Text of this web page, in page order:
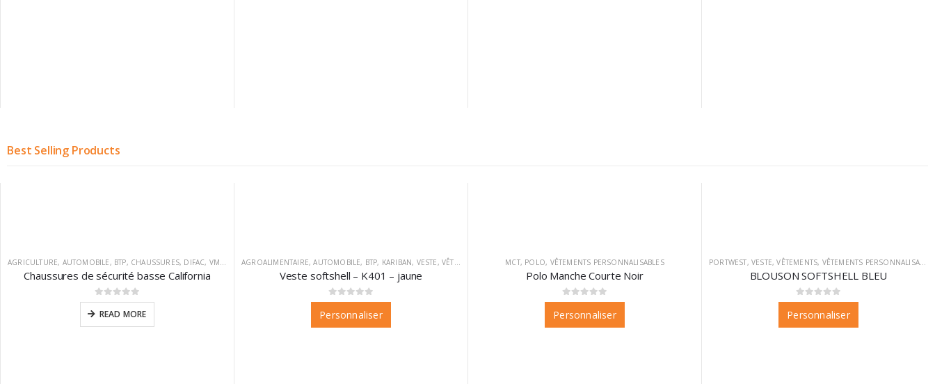
Best Selling Products
AGRICULTURE, AUTOMOBILE, BTP, CHAUSSURES, DIFAC, VM FOOTWEAR
Chaussures de sécurité basse California
0sur 5
READ MORE
AGROALIMENTAIRE,AUTOMOBILE, BTP, KARIBAN, VESTE,VÊTEMENTS VÊTEMENTS PERSONNALISABLES
Veste softshell – K401 – jaune
0sur 5
Personnaliser
MCT, POLO, VÊTEMENTS PERSONNALISABLES
Polo Manche Courte Noir
0sur 5
Personnaliser
PORTWEST,VESTE,VÊTEMENTS, VÊTEMENTS PERSONNALISABLES
BLOUSON SOFTSHELL BLEU
0sur 5
Personnaliser